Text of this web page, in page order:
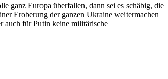
ganz Europa überfallen, dann sei es schäbig, die
Eroberung der ganzen Ukraine weitermachen
auch für Putin keine militärische